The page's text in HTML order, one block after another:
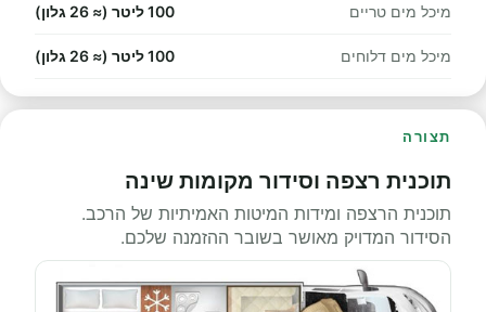
מיכל מים טריים 100 ליטר (≈ 26 גלון)
מיכל מים דלוחים 100 ליטר (≈ 26 גלון)
תצורה
תוכנית רצפה וסידור מקומות שינה
תוכנית הרצפה ומידות המיטות האמיתיות של הרכב.
הסידור המדויק מאושר בשובר ההזמנה שלכם.